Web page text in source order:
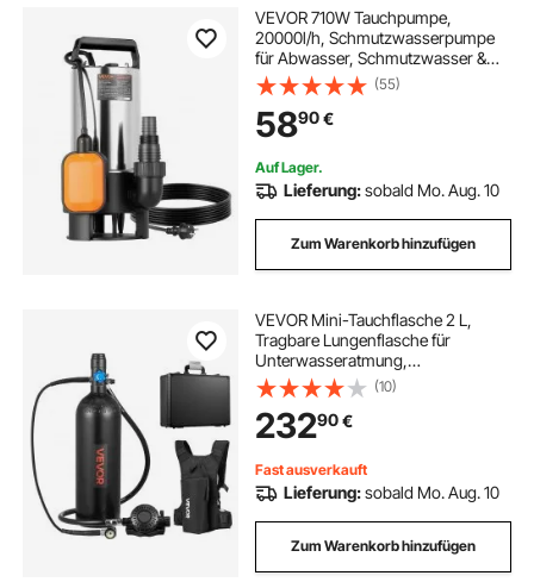
VEVOR 710W Tauchpumpe,
20000l/h, Schmutzwasserpumpe
für Abwasser, Schmutzwasser &
sauberes Wasser mit
automatischem
Schwimmerschalter, 9m
Förderhöhe, für Pools, Teiche,
überflutete Bereiche
(55)
5890€
Auf Lager.
Lieferung:sobald Mo. Aug. 10
Zum Warenkorb hinzufügen
VEVOR Mini-Tauchflasche 2 L,
Tragbare Lungenflasche für
Unterwasseratmung,
Wiederverwendbare
Sauerstoffflasche für bis zu 35
Minuten Tauchzeit,
Tauchausrüstung mit Rucksack &
Tasche
(10)
23290€
Fast ausverkauft
Lieferung:sobald Mo. Aug. 10
Zum Warenkorb hinzufügen